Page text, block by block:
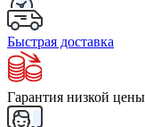
Быстрая доставка
Гарантия низкой цены